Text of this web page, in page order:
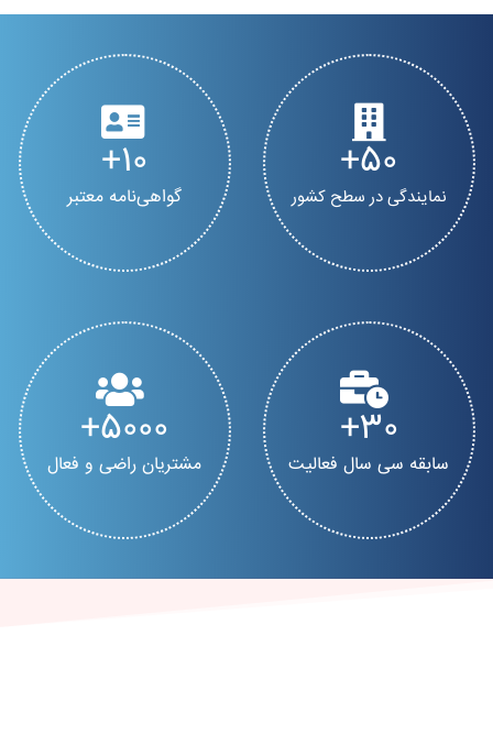
50
نمایندگی در سطح کشور
10
گواهی‌نامه معتبر
30
سابقه سی سال فعالیت
5000
مشتریان راضی و فعال